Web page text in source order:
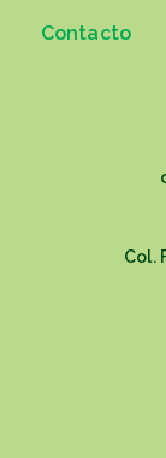
Contacto
Col.